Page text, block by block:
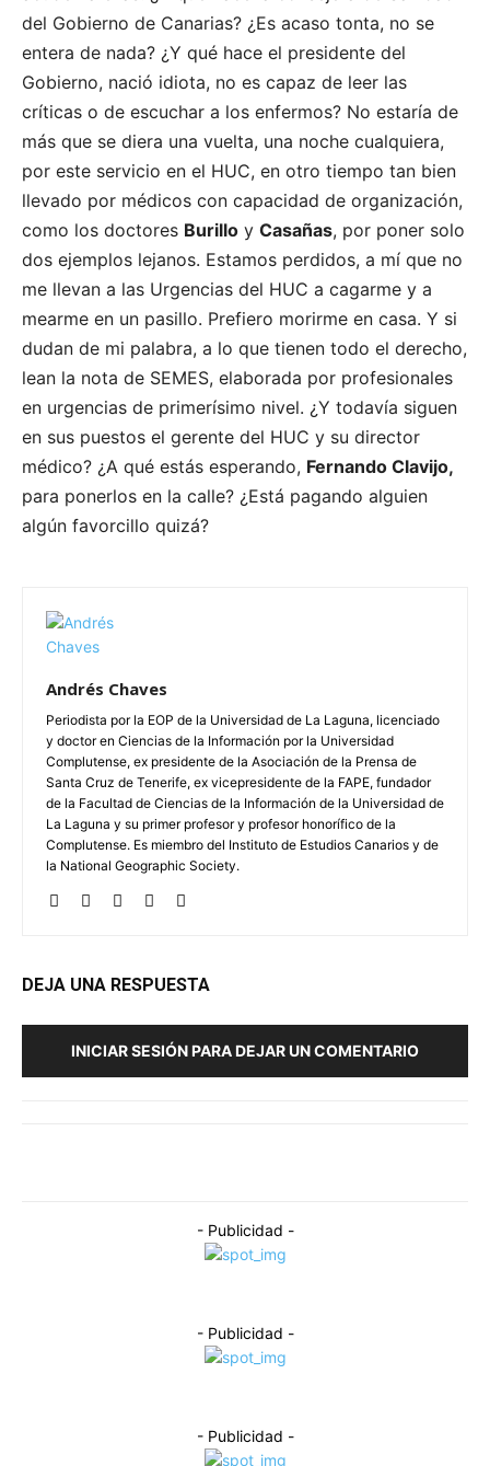
del Gobierno de Canarias? ¿Es acaso tonta, no se
entera de nada? ¿Y qué hace el presidente del
Gobierno, nació idiota, no es capaz de leer las
críticas o de escuchar a los enfermos? No estaría de
más que se diera una vuelta, una noche cualquiera,
por este servicio en el HUC, en otro tiempo tan bien
llevado por médicos con capacidad de organización,
como los doctores Burillo y Casañas, por poner solo
dos ejemplos lejanos. Estamos perdidos, a mí que no
me llevan a las Urgencias del HUC a cagarme y a
mearme en un pasillo. Prefiero morirme en casa. Y si
dudan de mi palabra, a lo que tienen todo el derecho,
lean la nota de SEMES, elaborada por profesionales
en urgencias de primerísimo nivel. ¿Y todavía siguen
en sus puestos el gerente del HUC y su director
médico? ¿A qué estás esperando, Fernando Clavijo,
para ponerlos en la calle? ¿Está pagando alguien
algún favorcillo quizá?
Andrés Chaves
Periodista por la EOP de la Universidad de La Laguna, licenciado
y doctor en Ciencias de la Información por la Universidad
Complutense, ex presidente de la Asociación de la Prensa de
Santa Cruz de Tenerife, ex vicepresidente de la FAPE, fundador
de la Facultad de Ciencias de la Información de la Universidad de
La Laguna y su primer profesor y profesor honorífico de la
Complutense. Es miembro del Instituto de Estudios Canarios y de
la National Geographic Society.
DEJA UNA RESPUESTA
INICIAR SESIÓN PARA DEJAR UN COMENTARIO
- Publicidad -
- Publicidad -
- Publicidad -